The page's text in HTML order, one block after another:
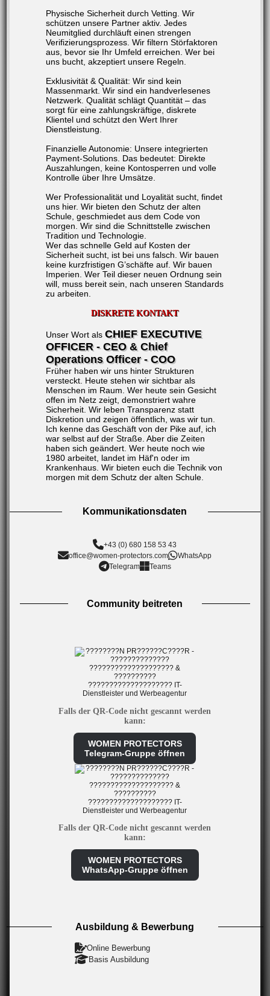
Physische Sicherheit durch Vetting. Wir
schützen unsere Partner aktiv. Jedes
Neumitglied durchläuft einen strengen
Verifizierungsprozess. Wir filtern Störfaktoren
aus, bevor sie Ihr Umfeld erreichen. Wer bei
uns bucht, akzeptiert unsere Regeln.
Exklusivität & Qualität: Wir sind kein
Massenmarkt. Wir sind ein handverlesenes
Netzwerk. Qualität schlägt Quantität – das
sorgt für eine zahlungskräftige, diskrete
Klientel und schützt den Wert Ihrer
Dienstleistung.
Finanzielle Autonomie: Unsere integrierten
Payment-Solutions . Das bedeutet: Direkte
Auszahlungen, keine Kontosperren und volle
Kontrolle über Ihre Umsätze.
Wer Professionalität und Loyalität sucht, findet
uns hier. Wir bieten den Schutz der alten
Schule, geschmiedet aus dem Code von
morgen. Wir sind die Schnittstelle zwischen
Tradition und Technologie.
Wer das schnelle Geld auf Kosten der
Sicherheit sucht, ist bei uns falsch. Wir bauen
keine kurzfristigen G’schäfte auf. Wir bauen
Imperien. Wer Teil dieser neuen Ordnung sein
will, muss bereit sein, nach unseren Standards
zu arbeiten.
DISKRETE KONTAKT
Unser Wort alsCHIEF EXECUTIVE
OFFICER - CEO & Chief
Operations Officer - COO
Früher haben wir uns hinter Strukturen
versteckt. Heute stehen wir sichtbar als
Menschen im Raum. Wer heute sein Gesicht
offen im Netz zeigt, demonstriert wahre
Sicherheit. Wir leben Transparenz statt
Diskretion und zeigen öffentlich, was wir tun.
Ich kenne das Geschäft von der Pike auf, ich
war selbst auf der Straße. Aber die Zeiten
haben sich geändert. Wer heute noch wie
1980 arbeitet, landet im Häf'n oder im
Krankenhaus. Wir bieten euch die Technik von
morgen mit dem Schutz der alten Schule.
Kommunikationsdaten
+43 (0) 680 158 53 43
office@women-protectors.com
WhatsApp
Telegram
Teams
Community beitreten
Falls der QR-Code nicht gescannt werden
kann:
WOMEN PROTECTORS
Telegram-Gruppe öffnen
Falls der QR-Code nicht gescannt werden
kann:
WOMEN PROTECTORS
WhatsApp-Gruppe öffnen
Ausbildung & Bewerbung
Online Bewerbung
Basis Ausbildung